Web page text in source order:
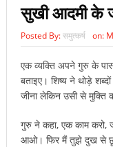
सुखी आदमी के
Posted By:समुत्कर्ष on:
एक व्यक्ति अपने गुरु के
बताइए। शिष्य ने थोड़े
जीना लेकिन उसी से मुक्ति
गुरु ने कहा, एक काम
आओ। फिर मैं तुझे दुख से